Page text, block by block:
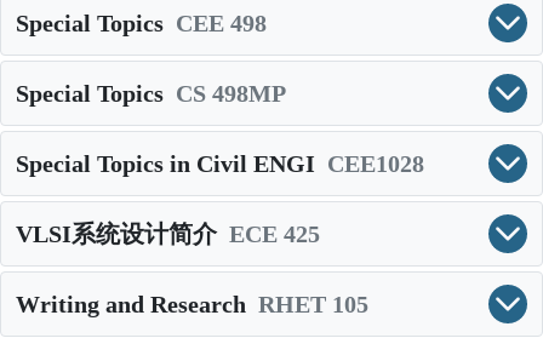
Special Topics CEE 498
Special Topics CS 498MP
Special Topics in Civil ENGI CEE1028
VLSI系统设计简介 ECE 425
Writing and Research RHET 105